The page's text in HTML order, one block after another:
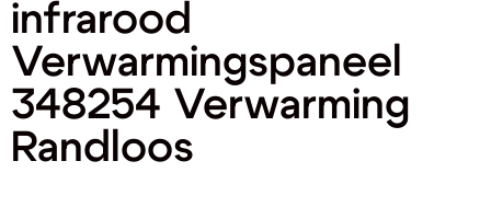
infrarood
Verwarmingspaneel
348254 Verwarming
Randloos